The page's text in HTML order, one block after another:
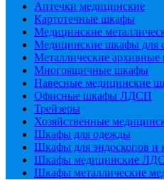
Аптечки медицинские
Картотечные шкафы
Медицинские
Медицинские шкафы
Металлические
Многоящичные шкафы
Навесные медицинские
Офисные шкафы ЛДСП
Трейзеры
Хозяйственные
Шкафы для одежды
Шкафы для эндоскопов и
Шкафы медицинские
Шкафы металлические